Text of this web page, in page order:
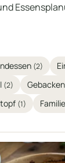
(2)
(2) Gebacken
(1)